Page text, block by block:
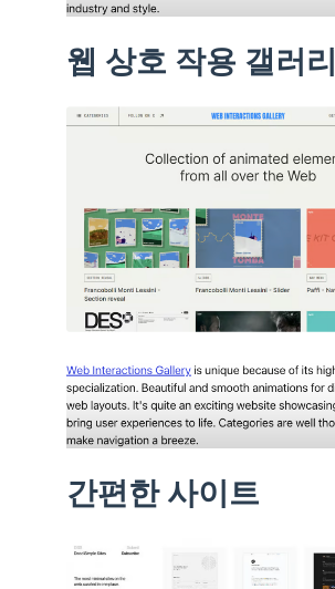
웹 상호 작용 갤러리
간편한 사이트